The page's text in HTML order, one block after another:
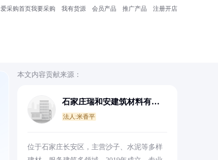
爱采购首页我要采购 我有货源 会员产品 推广产品 注册开店
本文内容贡献来源：
石家庄瑞和安建筑材料有限
法人:米香平
位于石家庄长安区，主营沙子、水泥等多样